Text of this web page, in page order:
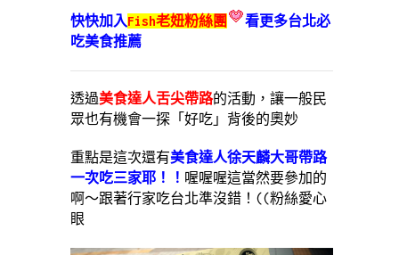
快快加入Fish老妞粉絲團
看更多台北必
吃美食推薦
透過美食達人舌尖帶路的活動，讓一般民
眾也有機會一探「好吃」背後的奧妙
重點是這次還有美食達人徐天麟大哥帶路
一次吃三家耶 ！！ 喔喔喔這當然要參加的
啊～跟著行家吃台北準沒錯！((粉絲愛心
眼